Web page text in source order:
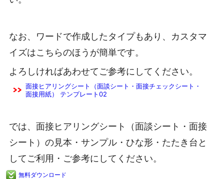
なお、ワードで作成したタイプもあり、カスタマ
イズはこちらのほうが簡単です。
よろしければあわせてご参考にしてください。
面接ヒアリングシート（面談シート・面接チェックシート・
面接用紙） テンプレート02
では、面接ヒアリングシート（面談シート・面接
シート）の見本・サンプル・ひな形・たたき台と
してご利用・ご参考にしてください。
無料ダウンロード